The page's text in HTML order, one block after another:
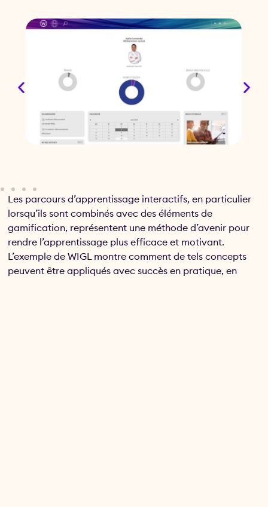
Les parcours d’apprentissage interactifs, en particulier
lorsqu’ils sont combinés avec des éléments de
gamification, représentent une méthode d’avenir pour
rendre l’apprentissage plus efficace et motivant.
L’exemple de WIGL montre comment de tels concepts
peuvent être appliqués avec succès en pratique, en